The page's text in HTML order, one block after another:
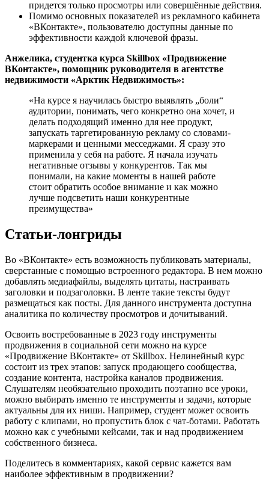
придется только просмотры или совершённые действия.
Помимо основных показателей из рекламного кабинета
«ВКонтакте», пользователю доступны данные по
эффективности каждой ключевой фразы.
Анжелика, студентка курса Skillbox «Продвижение
ВКонтакте», помощник руководителя в агентстве
недвижимости «Арктик Недвижимость»:
«На курсе я научилась быстро выявлять „боли“
аудитории, понимать, чего конкретно она хочет, и
делать подходящий именно для нее продукт,
запускать таргетированную рекламу со словами-
маркерами и ценными месседжами. Я сразу это
применила у себя на работе. Я начала изучать
негативные отзывы у конкурентов. Так мы
понимали, на какие моменты в нашей работе
стоит обратить особое внимание и как можно
лучше подсветить наши конкурентные
преимущества»
Статьи-лонгриды
Во «ВКонтакте» есть возможность публиковать материалы,
сверстанные с помощью встроенного редактора. В нем можно
добавлять медиафайлы, выделять цитаты, настраивать
заголовки и подзаголовки. В ленте такие тексты будут
размещаться как посты. Для данного инструмента доступна
аналитика по количеству просмотров и дочитываний.
Освоить востребованные в 2023 году инструменты
продвижения в социальной сети можно на курсе
«Продвижение ВКонтакте» от Skillbox. Нелинейный курс
состоит из трех этапов: запуск продающего сообщества,
создание контента, настройка каналов продвижения.
Слушателям необязательно проходить поэтапно все уроки,
можно выбирать именно те инструменты и задачи, которые
актуальны для их ниши. Например, студент может освоить
работу с клипами, но пропустить блок с чат-ботами. Работать
можно как с учебными кейсами, так и над продвижением
собственного бизнеса.
Поделитесь в комментариях, какой сервис кажется вам
наиболее эффективным в продвижении?